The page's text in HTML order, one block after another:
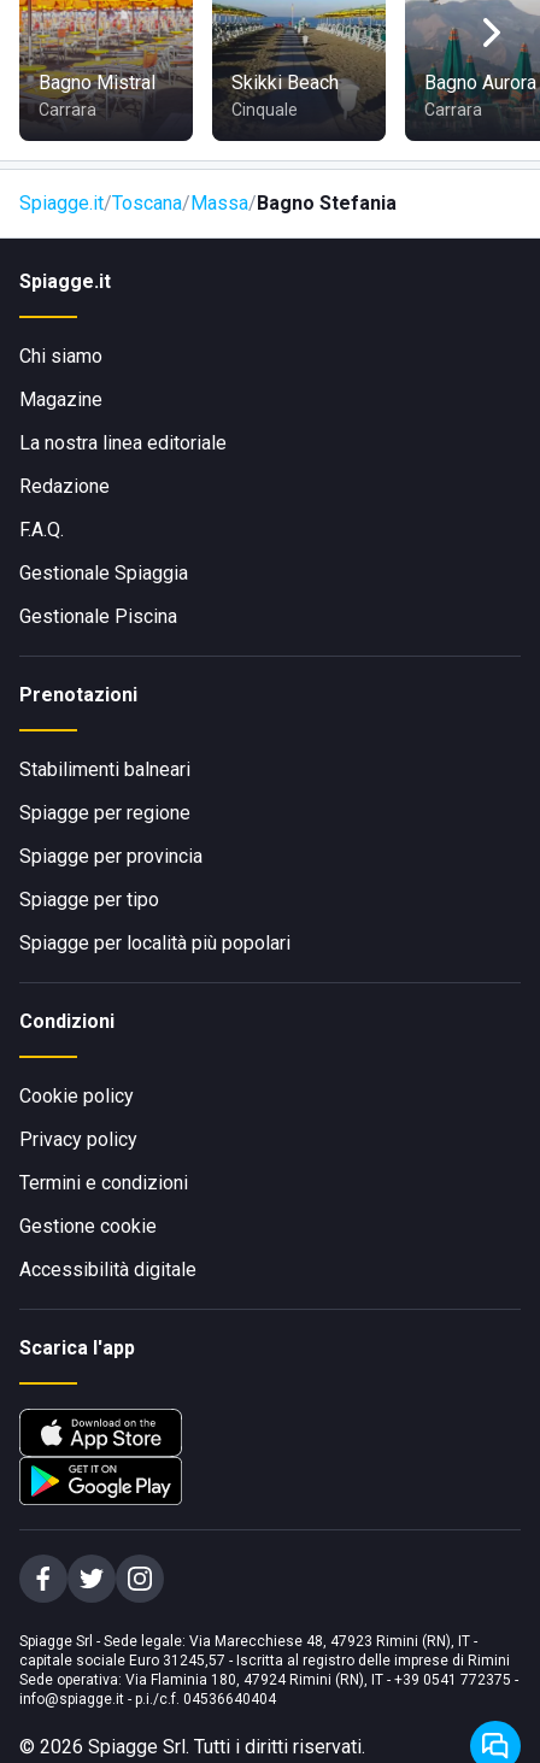
Bagno Mistral
Carrara
Skikki Beach
Cinquale
Bagno Aurora
Carrara
Spiagge.it Toscana Massa Bagno Stefania
Spiagge.it
Chi siamo
Magazine
La nostra linea editoriale
Redazione
F.A.Q.
Gestionale Spiaggia
Gestionale Piscina
Prenotazioni
Stabilimenti balneari
Spiagge per regione
Spiagge per provincia
Spiagge per tipo
Spiagge per località più popolari
Condizioni
Cookie policy
Privacy policy
Termini e condizioni
Gestione cookie
Accessibilità digitale
Scarica l'app
Spiagge Srl - Sede legale: Via Marecchiese 48, 47923 Rimini (RN), IT -
capitale sociale Euro 31245,57 - Iscritta al registro delle imprese di Rimini
Sede operativa: Via Flaminia 180, 47924 Rimini (RN), IT - +39 0541 772375 -
info@spiagge.it - p.i./c.f. 04536640404
© 2026 Spiagge Srl. Tutti i diritti riservati.